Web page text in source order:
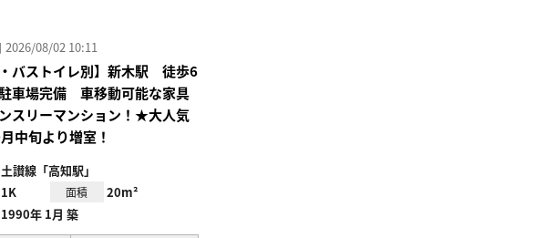
2026/08/02 10:11
・バストイレ別】新木駅 徒歩6
車場完備 車移動可能な家具
スリーマンション！★大人気
中旬より増室！
土讃線「高知駅」
1K 面積 20m²
1990年 1月 築